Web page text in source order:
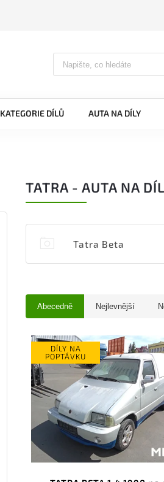
KATEGORIE DÍLŮ AUTA NA DÍLY
TATRA - AUTA NA
Tatra Beta
Abecedně Nejlevnější
DÍLY NA
POPTÁVKU